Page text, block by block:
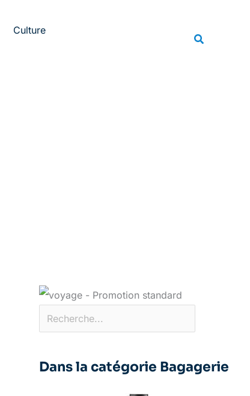
Culture
Dans la catégorie Bagagerie